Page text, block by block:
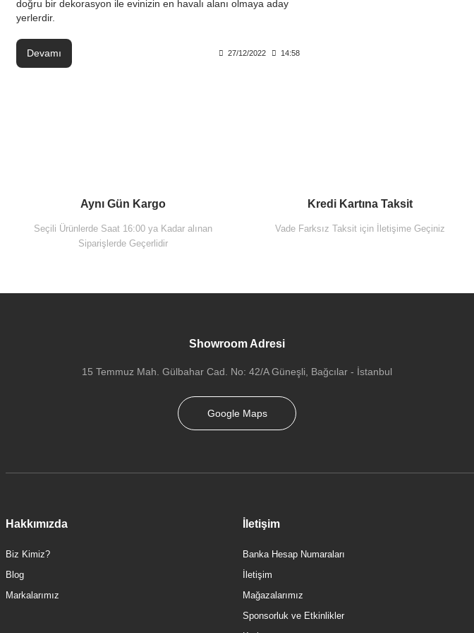
doğru bir dekorasyon ile evinizin en havalı alanı olmaya aday
yerlerdir.
Devamı 27/12/2022 14:58
Aynı Gün Kargo
Seçili Ürünlerde Saat 16:00 ya Kadar alınan
Siparişlerde Geçerlidir
Kredi Kartına Taksit
Vade Farksız Taksit için İletişime Geçiniz
Showroom Adresi
15 Temmuz Mah. Gülbahar Cad. No: 42/A Güneşli, Bağcılar - İstanbul
Google Maps
Hakkımızda
Biz Kimiz?
Blog
Markalarımız
İletişim
Banka Hesap Numaraları
İletişim
Mağazalarımız
Sponsorluk ve Etkinlikler